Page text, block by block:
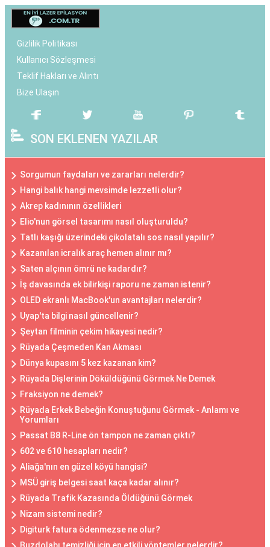
Gizlilik Politikası
Kullanıcı Sözleşmesi
Teklif Hakları ve Alıntı
Bize Ulaşın
SON EKLENEN YAZILAR
Sorgumun faydaları ve zararları nelerdir?
Hangi balık hangi mevsimde lezzetli olur?
Akrep kadınının özellikleri
Elio'nun görsel tasarımı nasıl oluşturuldu?
Tatlı kaşığı üzerindeki çikolatalı sos nasıl yapılır?
Kazanılan icralık araç hemen alınır mı?
Saten alçının ömrü ne kadardır?
İş davasında ek bilirkişi raporu ne zaman istenir?
OLED ekranlı MacBook'un avantajları nelerdir?
Uyap'ta bilgi nasıl güncellenir?
Şeytan filminin çekim hikayesi nedir?
Rüyada Çeşmeden Kan Akması
Dünya kupasını 5 kez kazanan kim?
Rüyada Dişlerinin Döküldüğünü Görmek Ne Demek
Fraksiyon ne demek?
Rüyada Erkek Bebeğin Konuştuğunu Görmek - Anlamı ve
Yorumları
Passat B8 R-Line ön tampon ne zaman çıktı?
602 ve 610 hesapları nedir?
Aliağa'nın en güzel köyü hangisi?
MSÜ giriş belgesi saat kaça kadar alınır?
Rüyada Trafik Kazasında Öldüğünü Görmek
Nizam sistemi nedir?
Digiturk fatura ödenmezse ne olur?